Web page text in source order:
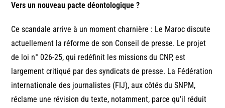
Vers un nouveau pacte déontologique ?
Ce scandale arrive à un moment charnière : Le Maroc discute
actuellement la réforme de son Conseil de presse. Le projet
de loi n° 026-25, qui redéfinit les missions du CNP, est
largement critiqué par des syndicats de presse. La Fédération
internationale des journalistes (FIJ), aux côtés du SNPM,
réclame une révision du texte, notamment, parce qu’il réduit